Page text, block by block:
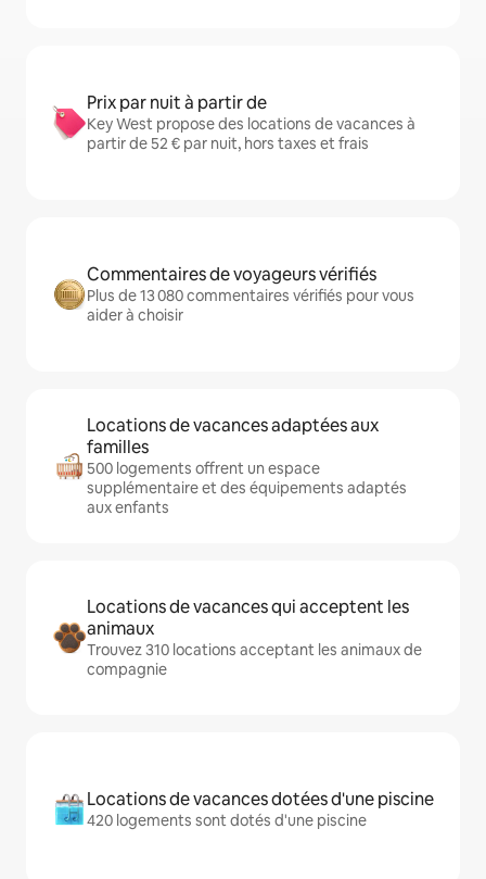
Prix par nuit à partir de
Key West propose des locations de vacances à
partir de 52 € par nuit, hors taxes et frais
Commentaires de voyageurs vérifiés
Plus de 13 080 commentaires vérifiés pour vous
aider à choisir
Locations de vacances adaptées aux
familles
500 logements offrent un espace
supplémentaire et des équipements adaptés
aux enfants
Locations de vacances qui acceptent les
animaux
Trouvez 310 locations acceptant les animaux de
compagnie
Locations de vacances dotées d'une piscine
420 logements sont dotés d'une piscine